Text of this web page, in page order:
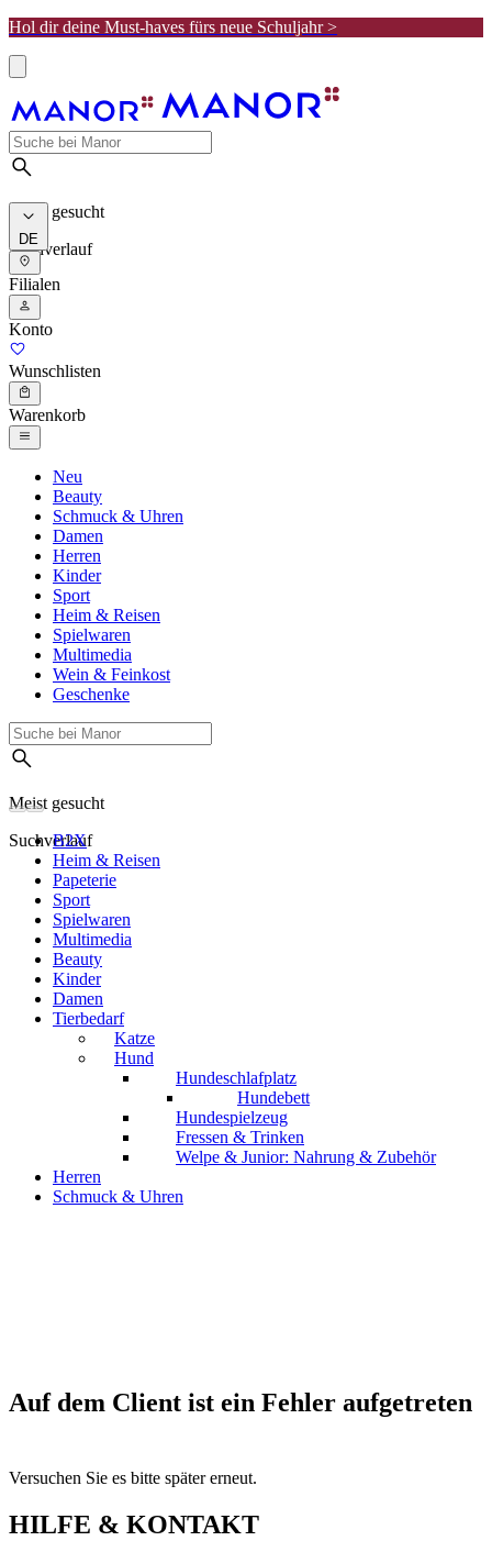
Hol dir deine Must-haves fürs neue Schuljahr >
Meist gesucht
Suchverlauf
DE
Filialen
Konto
Wunschlisten
Warenkorb
Neu
Beauty
Schmuck & Uhren
Damen
Herren
Kinder
Sport
Heim & Reisen
Spielwaren
Multimedia
Wein & Feinkost
Geschenke
Meist gesucht
Suchverlauf
B2X
Heim & Reisen
Papeterie
Sport
Spielwaren
Multimedia
Beauty
Kinder
Damen
Tierbedarf
Katze
Hund
Hundeschlafplatz
Hundebett
Hundespielzeug
Fressen & Trinken
Welpe & Junior: Nahrung & Zubehör
Herren
Schmuck & Uhren
Auf dem Client ist ein Fehler aufgetreten
Versuchen Sie es bitte später erneut.
HILFE & KONTAKT